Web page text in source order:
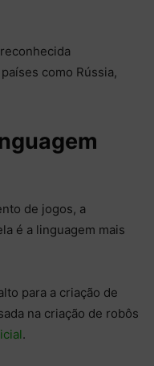
como Rússia,
de jogos, a
é a linguagem mais
para a criação de
na criação de robôs
.